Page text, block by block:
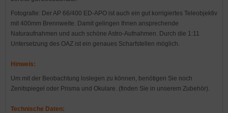
Fotografie: Der AP 66/400 ED-APO ist auch ein gut korrigiertes Teleobjektiv
mit 400mm Brennweite. Damit gelingen Ihnen ansprechende
Naturaufnahmen und auch schöne Astro-Aufnahmen. Durch die 1:11
Untersetzung des OAZ ist ein genaues Scharfstellen möglich.
Hinweis:
Um mit der Beobachtung loslegen zu können, benötigen Sie noch
Zenitspiegel oder Prisma und Okulare. (finden Sie in unserem Zubehör).
Technische Daten: